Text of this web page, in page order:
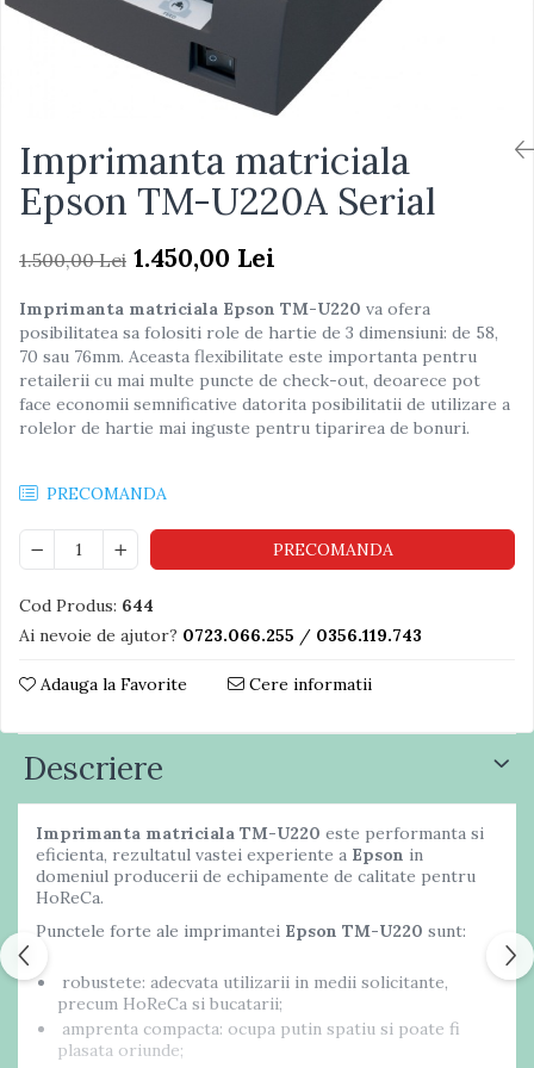
Imprimanta matriciala
Epson TM-U220A Serial
1.500,00 Lei 1.450,00 Lei
Imprimanta matriciala Epson TM-U220 va ofera
posibilitatea sa folositi role de hartie de 3 dimensiuni: de 58,
70 sau 76mm. Aceasta flexibilitate este importanta pentru
retailerii cu mai multe puncte de check-out, deoarece pot
face economii semnificative datorita posibilitatii de utilizare a
rolelor de hartie mai inguste pentru tiparirea de bonuri.
PRECOMANDA
PRECOMANDA
Cod Produs: 644
Ai nevoie de ajutor? 0723.066.255 / 0356.119.743
Adauga la Favorite Cere informatii
Descriere
Imprimanta matriciala TM-U220 este performanta si
eficienta, rezultatul vastei experiente a Epson in
domeniul producerii de echipamente de calitate pentru
HoReCa.
Punctele forte ale imprimantei Epson TM-U220 sunt:
robustete: adecvata utilizarii in medii solicitante,
precum HoReCa si bucatarii;
amprenta compacta: ocupa putin spatiu si poate fi
plasata oriunde;